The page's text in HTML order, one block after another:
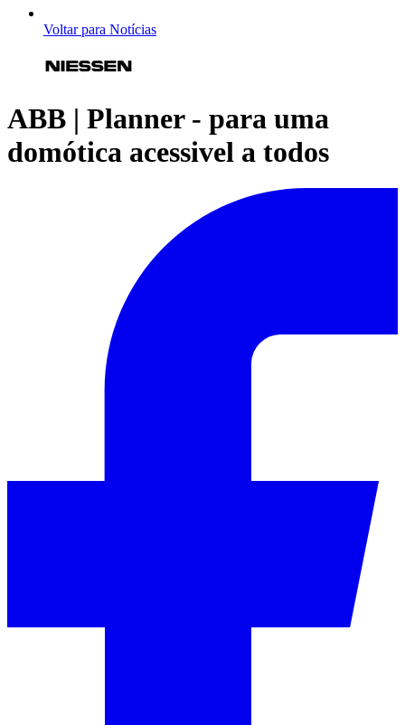
Voltar para Notícias
ABB | Planner - para uma
domótica acessivel a todos